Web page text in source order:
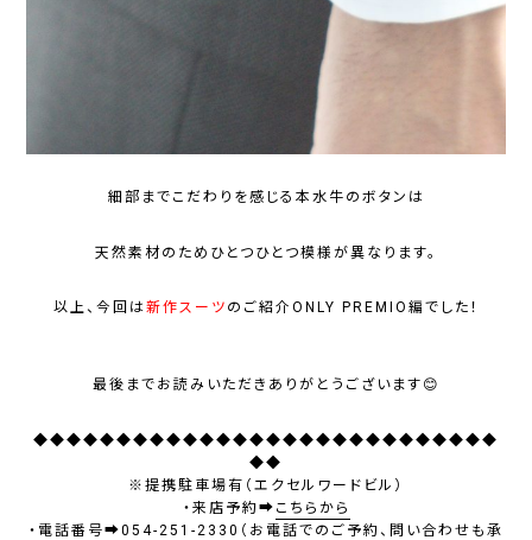
細部までこだわりを感じる本水牛のボタンは
天然素材のためひとつひとつ模様が異なります。
以上、今回は新作スーツ のご紹介ONLY PREMIO編でした！
最後までお読みいただきありがとうございます😊
◆◆◆◆◆◆◆◆◆◆◆◆◆◆◆◆◆◆◆◆◆◆◆◆◆◆◆◆
◆◆
※提携駐車場有（エクセルワードビル）
・来店予約➡ こちらから
・電話番号➡054-251-2330（お電話でのご予約、問い合わせも承